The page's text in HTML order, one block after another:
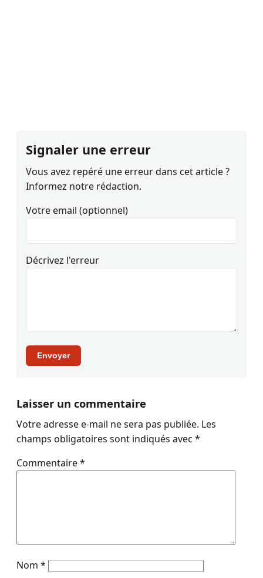
Signaler une erreur
Vous avez repéré une erreur dans cet article ?
Informez notre rédaction.
Votre email (optionnel)
Décrivez l'erreur
Envoyer
Laisser un commentaire
Votre adresse e-mail ne sera pas publiée. Les
champs obligatoires sont indiqués avec *
Commentaire*
Nom *